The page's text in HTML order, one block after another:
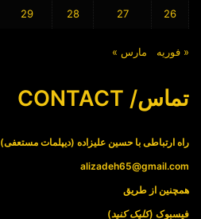
26
27
28
29
« فوریه مارس »
تماس/ CONTACT
راه ارتباطی با حسین علیزاده (دیپلمات مستعفی)
alizadeh65@gmail.com
همچنین از طریق
فیسبوک (کلیک کنید)